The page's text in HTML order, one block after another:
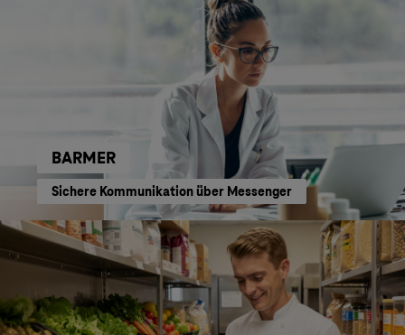
BARMER
Sichere Kommunikation über Messenger